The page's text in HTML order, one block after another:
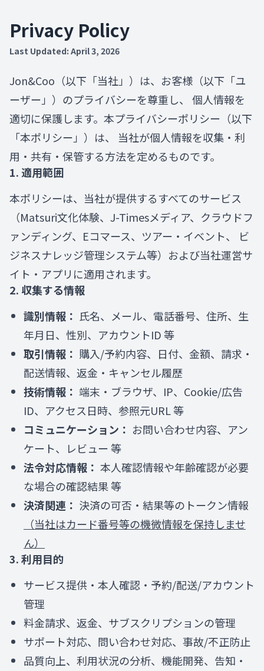
Privacy Policy
Last Updated: April 3, 2026
Jon&Coo（以下「当社」）は、お客様（以下「ユ
ーザー」）のプライバシーを尊重し、 個人情報を
適切に保護します。本プライバシーポリシー（以下
「本ポリシー」）は、 当社が個人情報を収集・利
用・共有・保管する方法を定めるものです。
1. 適用範囲
本ポリシーは、当社が提供するすべてのサービス
（Matsuri文化体験、J-Timesメディア、クラウドフ
ァンディング、Eコマース、ツアー・イベント、 ビ
ジネスナレッジ管理システム等）および当社運営サ
イト・アプリに適用されます。
2. 収集する情報
識別情報： 氏名、メール、電話番号、住所、生
年月日、性別、アカウントID 等
取引情報： 購入/予約内容、日付、金額、請求・
配送情報、返金・キャンセル履歴
技術情報： 端末・ブラウザ、IP、Cookie/広告
ID、アクセス日時、参照元URL 等
コミュニケーション： お問い合わせ内容、アン
ケート、レビュー 等
法令対応情報： 本人確認情報や年齢確認が必要
な場合の確認結果 等
決済関連： 決済の可否・結果等のトークン情報
（当社はカード番号等の機微情報を保持しませ
ん）
3. 利用目的
サービス提供・本人確認・予約/配送/アカウント
管理
料金請求、返金、サブスクリプションの管理
サポート対応、問い合わせ対応、事故/不正防止
品質向上、利用状況の分析、機能開発、告知・